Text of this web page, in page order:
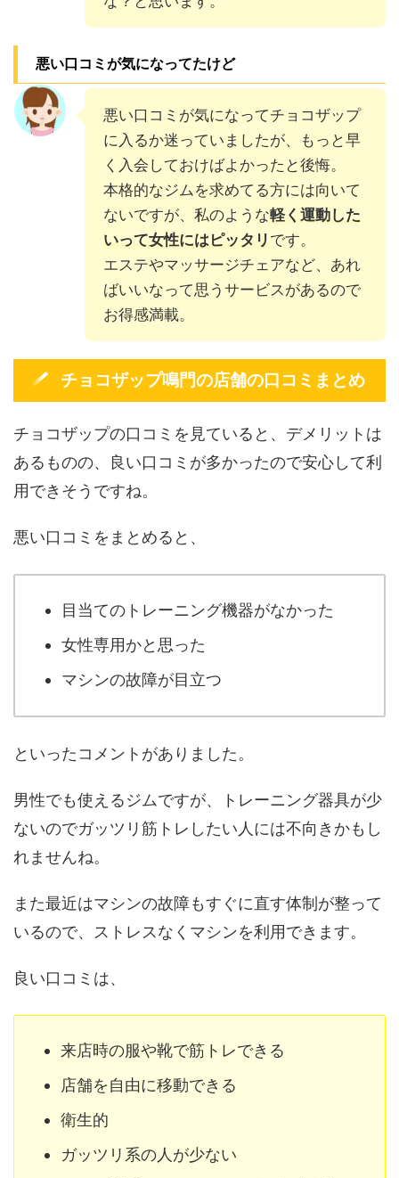
悪い口コミが気になってたけど
悪い口コミが気になってチョコザップ
に入るか迷っていましたが、もっと早
く入会しておけばよかったと後悔。
本格的なジムを求めてる方には向いて
ないですが、私のような軽く運動した
いって女性にはピッタリ です。
エステやマッサージチェアなど、あれ
ばいいなって思うサービスがあるので
お得感満載。
チョコザップ鳴門の店舗の口コミまとめ
チョコザップの口コミを見ていると、デメリットは
あるものの、良い口コミが多かったので安心して利
用できそうですね。
悪い口コミをまとめると、
目当てのトレーニング機器がなかった
女性専用かと思った
マシンの故障が目立つ
といったコメントがありました。
男性でも使えるジムですが、トレーニング器具が少
ないのでガッツリ筋トレしたい人には不向きかもし
れませんね。
また最近はマシンの故障もすぐに直す体制が整って
いるので、ストレスなくマシンを利用できます。
良い口コミは、
来店時の服や靴で筋トレできる
店舗を自由に移動できる
衛生的
ガッツリ系の人が少ない